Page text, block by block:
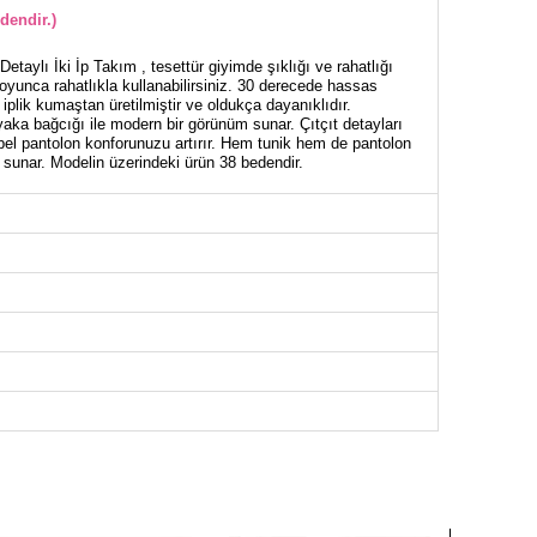
İki İp Takım , tesettür giyimde şıklığı ve rahatlığı
rahatlıkla kullanabilirsiniz. 30 derecede hassas
kumaştan üretilmiştir ve oldukça dayanıklıdır.
bağcığı ile modern bir görünüm sunar. Çıtçıt detayları
pantolon konforunuzu artırır. Hem tunik hem de pantolon
Modelin üzerindeki ürün 38 bedendir.
100
80
104
80